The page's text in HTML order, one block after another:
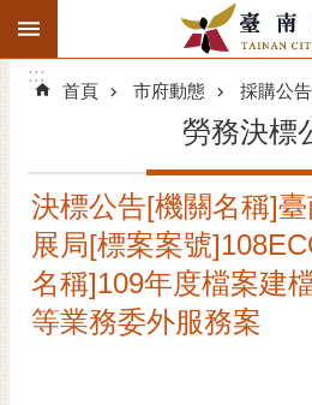
跳到主要內容區塊
搜
階
精彩府城
市府動態
市府團隊
:::
:::
首頁 市府動態 採購公告
勞務決標
決標公告[機關名稱]
展局[標案案號
名稱]109年度檔案建
等業務委外服務案